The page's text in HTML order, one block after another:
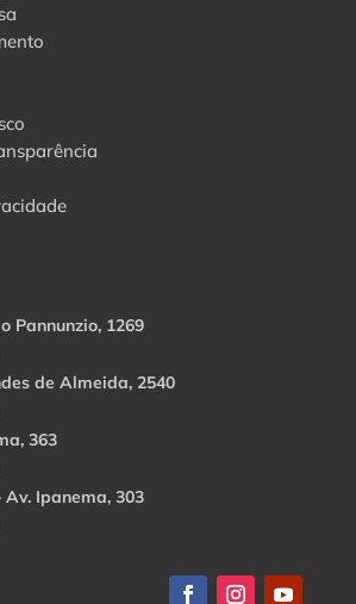
Pannunzio, 1269
de Almeida, 2540
363
Av. Ipanema, 303